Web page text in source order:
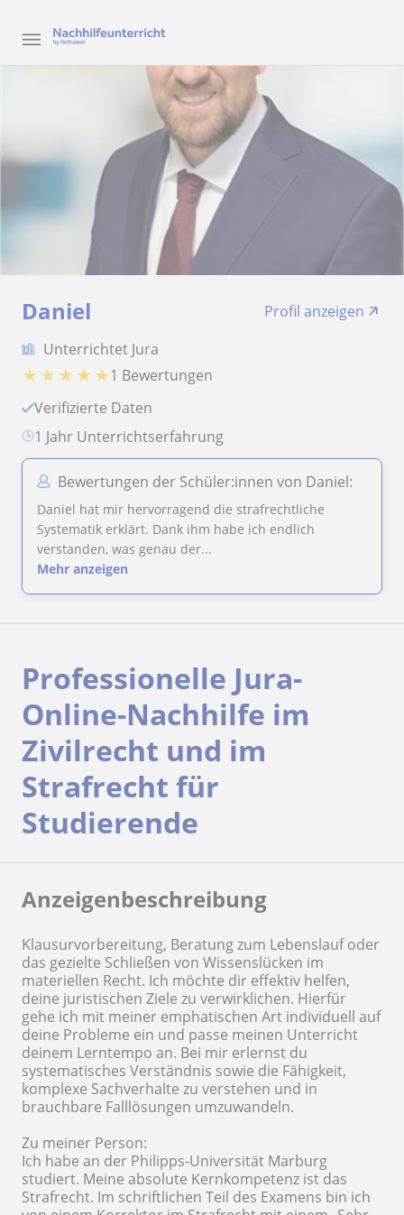
Daniel
Profil anzeigen
Unterrichtet Jura
★ ★ ★ ★ ★1 Bewertungen
Verifizierte Daten
1 Jahr Unterrichtserfahrung
Bewertungen der Schüler:innen von Daniel:
Daniel hat mir hervorragend die strafrechtliche
Systematik erklärt. Dank ihm habe ich endlich
verstanden, was genau der...
Mehr anzeigen
Professionelle Jura-
Online-Nachhilfe im
Zivilrecht und im
Strafrecht für
Studierende
Anzeigenbeschreibung
Klausurvorbereitung, Beratung zum Lebenslauf oder
das gezielte Schließen von Wissenslücken im
materiellen Recht. Ich möchte dir effektiv helfen,
deine juristischen Ziele zu verwirklichen. Hierfür
gehe ich mit meiner emphatischen Art individuell auf
deine Probleme ein und passe meinen Unterricht
deinem Lerntempo an. Bei mir erlernst du
systematisches Verständnis sowie die Fähigkeit,
komplexe Sachverhalte zu verstehen und in
brauchbare Falllösungen umzuwandeln.
Zu meiner Person:
Ich habe an der Philipps-Universität Marburg
studiert. Meine absolute Kernkompetenz ist das
Strafrecht. Im schriftlichen Teil des Examens bin ich